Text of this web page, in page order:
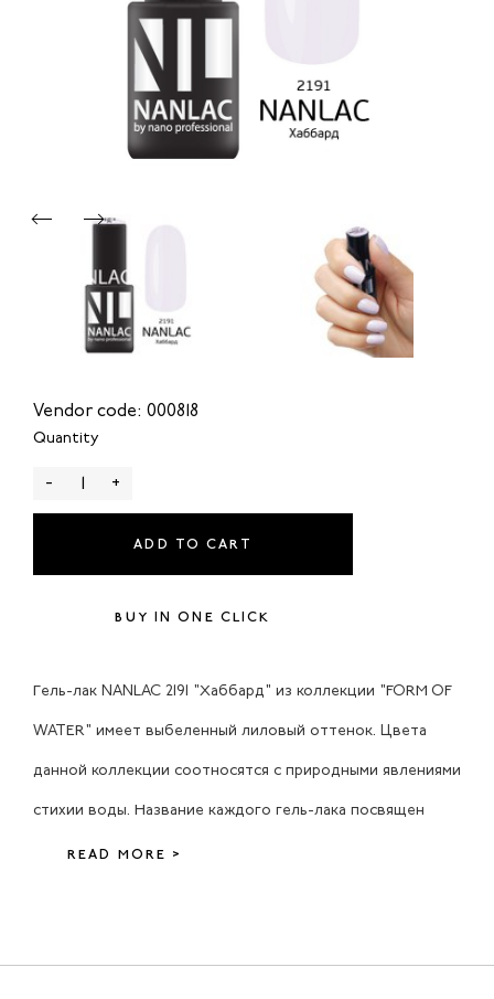
Vendor code: 000818
Quantity
- +
ADD TO CART
BUY IN ONE CLICK
Гель-лак NANLAC 2191 "Хаббард" из коллекции "FORM OF
WATER" имеет выбеленный лиловый оттенок. Цвета
данной коллекции соотносятся с природными явлениями
стихии воды. Название каждого гель-лака посвящен
READ MORE >